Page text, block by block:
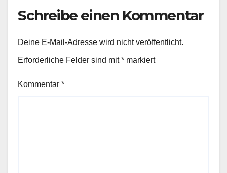
Schreibe einen Kommentar
Deine E-Mail-Adresse wird nicht veröffentlicht.
Erforderliche Felder sind mit* markiert
Kommentar *